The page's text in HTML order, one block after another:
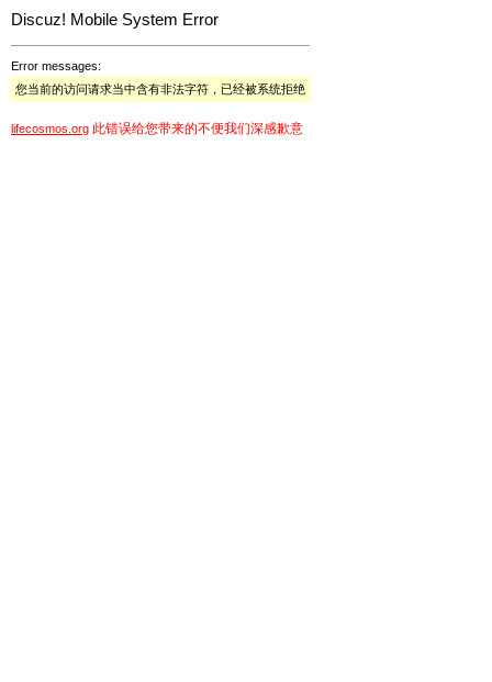
Discuz! Mobile System Error
Error messages:
您当前的访问请求当中含有非法字符，已经被系统拒绝
lifecosmos.org 此错误给您带来的不便我们深感歉意